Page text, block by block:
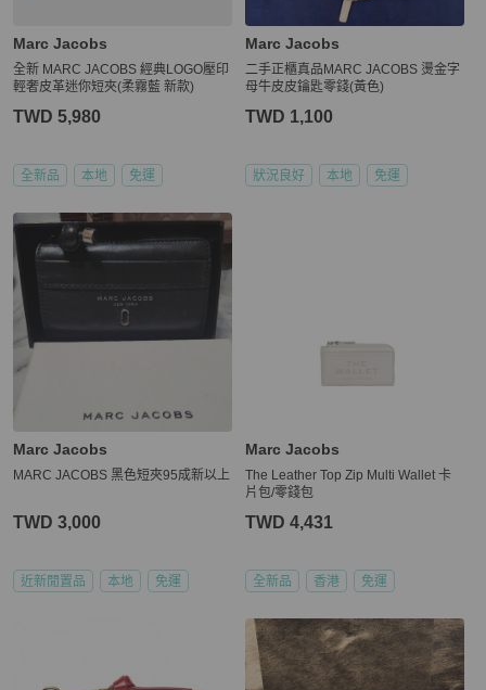
Marc Jacobs
全新 MARC JACOBS 經典LOGO壓印
輕奢皮革迷你短夾(柔霧藍 新款)
TWD 5,980
全新品 本地 免運
Marc Jacobs
二手正櫃真品MARC JACOBS 燙金字
母牛皮皮鑰匙零錢(黃色)
TWD 1,100
狀況良好 本地 免運
Marc Jacobs
MARC JACOBS 黑色短夾95成新以上
TWD 3,000
近新閒置品 本地 免運
Marc Jacobs
The Leather Top Zip Multi Wallet 卡
片包/零錢包
TWD 4,431
全新品 香港 免運